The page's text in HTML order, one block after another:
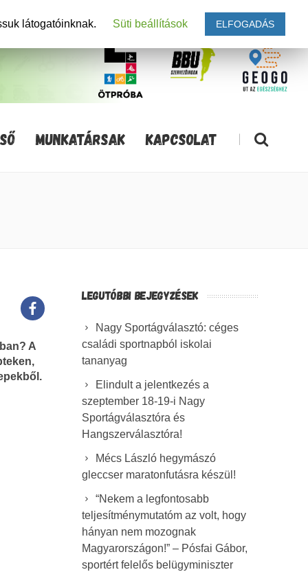
MUNKATÁRSAK KAPCSOLAT |
A
LEGUTÓBBI BEJEGYZÉSEK
Nagy Sportágválasztó: céges
családi sportnapból iskolai
tananyag
Elindult a jelentkezés a
szeptember 18-19-i Nagy
Sportágválasztóra és
Hangszerválasztóra!
Mécs László hegymászó
gleccser maratonfutásra készül!
“Nekem a legfontosabb
teljesítménymutatóm az volt, hogy
hányan nem mozognak
Magyarországon!” – Pósfai Gábor,
sportért felelős belügyminiszter
látogatóinknak. Süti beállítások ELFOGADÁS